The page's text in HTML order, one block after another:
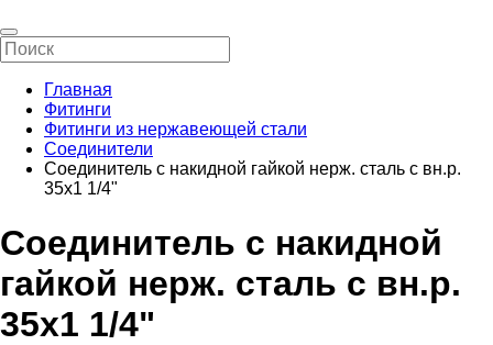
Главная
Фитинги
Фитинги из нержавеющей стали
Соединители
Соединитель с накидной гайкой нерж. сталь с вн.р.
35х1 1/4"
Соединитель с накидной
гайкой нерж. сталь с вн.р.
35х1 1/4"